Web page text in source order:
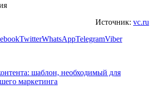
Источник: vc.ru
TwitterWhatsAppTelegramViber
шаблон, необходимый для
маркетинга